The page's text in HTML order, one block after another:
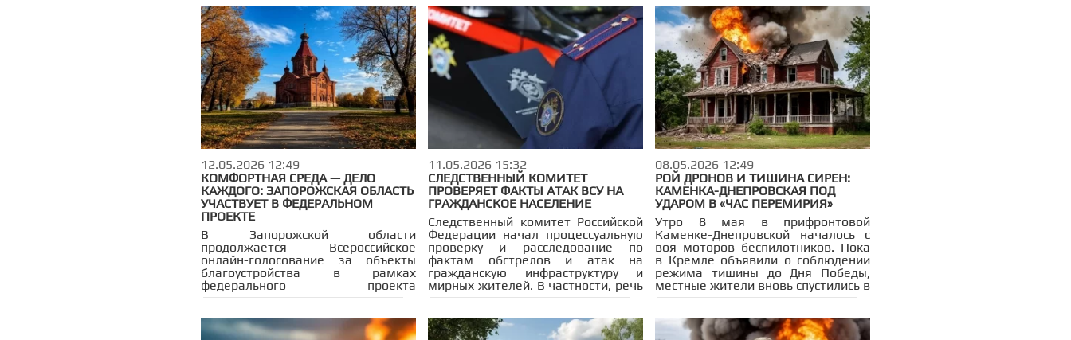
появление на линии — это риск
попасть под новый удар БПЛА», —
говорится в официальном
сообщении ведомства.
Запорожья должны знать.
Президента России ведётся
строительство детской больницы —
одного из крупнейших и
важнейших объектов в области.
Больница будет рассчитана на 240
коек и около 300 специалистов,
работы планируется завершить в
начале 2026 года.
12.05.2026 12:49
КОМФОРТНАЯ СРЕДА — ДЕЛО
КАЖДОГО: ЗАПОРОЖСКАЯ ОБЛАСТЬ
УЧАСТВУЕТ В ФЕДЕРАЛЬНОМ
ПРОЕКТЕ
В Запорожской области
продолжается Всероссийское
онлайн-голосование за объекты
благоустройства в рамках
федерального проекта
«Формирование комфортной
проходит на портале «Госуслуги».
11.05.2026 15:32
СЛЕДСТВЕННЫЙ КОМИТЕТ
ПРОВЕРЯЕТ ФАКТЫ АТАК ВСУ НА
ГРАЖДАНСКОЕ НАСЕЛЕНИЕ
Следственный комитет Российской
Федерации начал процессуальную
проверку и расследование по
фактам обстрелов и атак на
гражданскую инфраструктуру и
мирных жителей. В частности, речь
о Херсонской и Запорожской
08.05.2026 12:49
РОЙ ДРОНОВ И ТИШИНА СИРЕН:
КАМЕНКА-ДНЕПРОВСКАЯ ПОД
УДАРОМ В «ЧАС ПЕРЕМИРИЯ»
Утро 8 мая в прифронтовой
Каменке-Днепровской началось с
воя моторов беспилотников. Пока
в Кремле объявили о соблюдении
режима тишины до Дня Победы,
местные жители вновь спустились в
подвалы.